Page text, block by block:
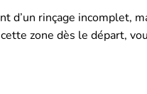
d’un rinçage incomplet,
zone dès le départ,